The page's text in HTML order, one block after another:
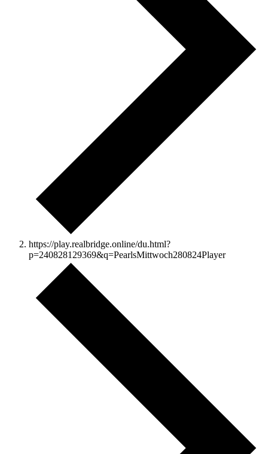
https://play.realbridge.online/du.html?
p=240828129369&q=PearlsMittwoch280824Player